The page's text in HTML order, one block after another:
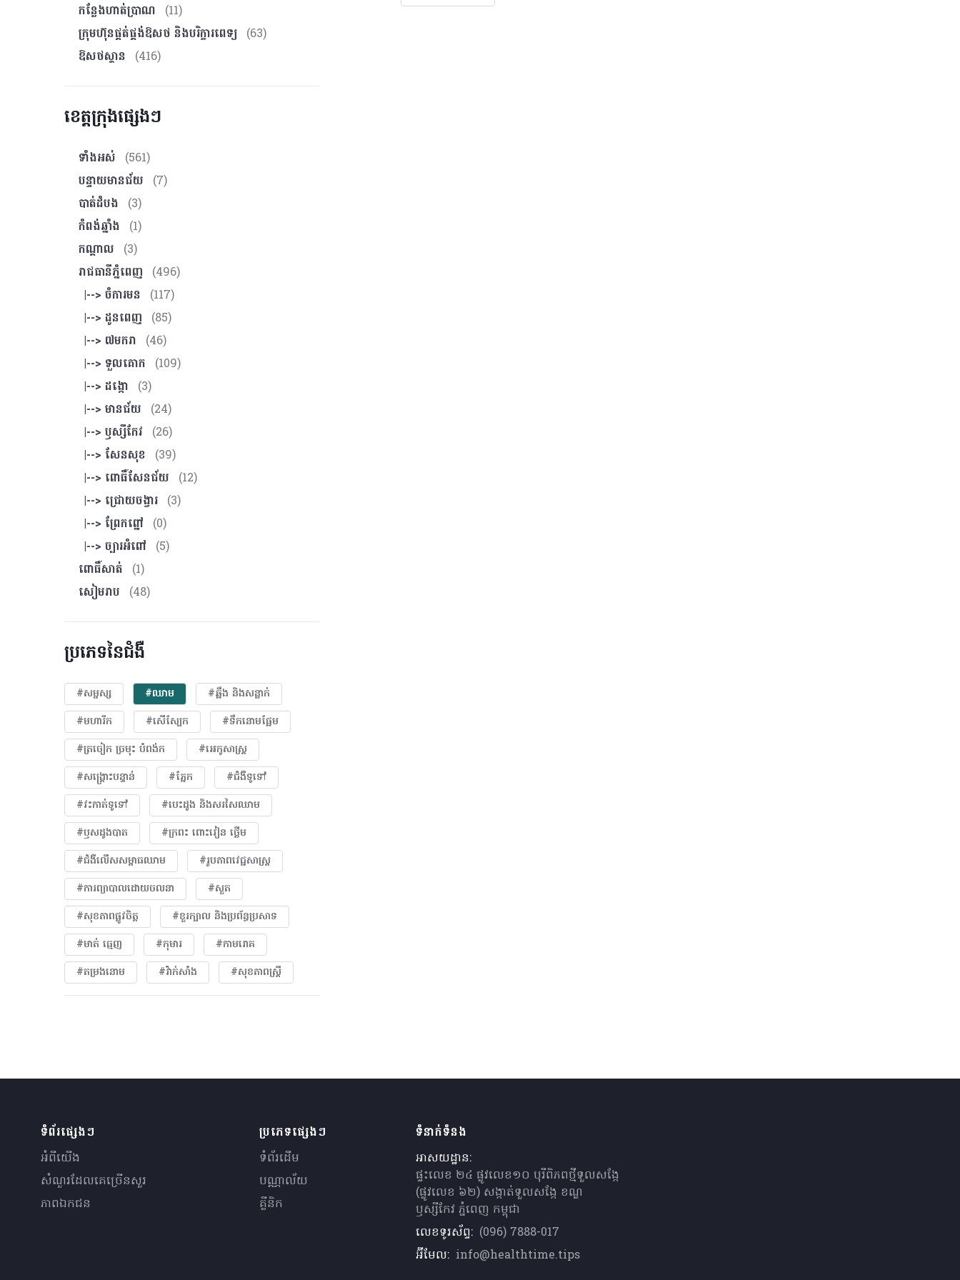
កន្លែងហាត់ប្រាណ
(11)
ក្រុមហ៊ុនផ្គត់ផ្គង់ឱសថ និងបរិក្ខារពេទ្យ (63)
ឱសថស្ថាន
(416)
ខេត្តក្រុងផ្សេងៗ
ទាំងអស់
(561)
បន្ទាយមានជ័យ
(7)
បាត់ដំបង
(3)
កំពង់ឆ្នាំង
(1)
កណ្ដាល
(3)
រាជធានីភ្នំពេញ
(496)
|--> ចំការមន
(117)
|--> ដូនពេញ
(85)
|--> ៧មករា
(46)
|--> ទួលគោក
(109)
|--> ដង្កោ
(3)
|--> មានជ័យ
(24)
|--> ឫស្សីកែវ
(26)
|--> សែនសុខ
(39)
|--> ពោធិ៍សែនជ័យ
(12)
|--> ជ្រោយចង្វារ (3)
|--> ព្រែកព្នៅ
(0)
|--> ច្បារអំពៅ
(5)
ពោធិ៍សាត់
(1)
សៀមរាប
(48)
ប្រភេទនៃជំងឺ
#សម្ផស្ស #ឈាម
#ឆ្អឹង និងសន្លាក់
#មហារីក​
#សើស្បែក
#ទឹកនោមផ្អែម
#ត្រចៀក ច្រមុះ បំពង់ក
#អេកូសាស្រ្ត
#សង្គ្រោះបន្ទាន់
#ភ្នែក​
#ជំងឺទូទៅ
#វះកាត់ទូទៅ
#បេះដូង​ និងសរសៃឈាម
#ឫសដូងបាត
#ក្រពះ ពោះវៀន ថ្លើម
#ជំងឺលើសសម្ពាធឈាម
#​រូបភាពវេជ្ជសាស្រ្ត
#ការព្យាបាលដោយ​ចលនា
#សួត
#សុខភាពផ្លូវចិត្ត
#ខួរក្បាល និងប្រព័ន្ធប្រសាទ
#មាត់ ធ្មេញ
#កុមារ
#កាមរោគ
#តម្រងនោម
#វ៉ាក់សាំង #សុខភាពស្រ្តី
ទំព័រផ្សេងៗ
អំពីយើង
សំណួរ​ដែលគេ​ច្រើន​សួរ
ភាពឯកជន
ប្រភេទផ្សេងៗ
ទំព័រដើម
បណ្ណាល័យ
គ្លីនិក
ទំនាក់ទំនង
អាសយដ្ឋាន:
ផ្ទះលេខ ២៤ ផ្លូវលេខ១០ បុរីពិភពថ្មីទួលសង្កែ
(ផ្លូវលេខ ៦២) សង្កាត់ទួលសង្កែ ខណ្ឌ
ឫស្សីកែវ ភ្នំពេញ កម្ពុជា
លេខទូរស័ព្ទ: (096) 7888-017
អ៊ីមែល: info@healthtime.tips